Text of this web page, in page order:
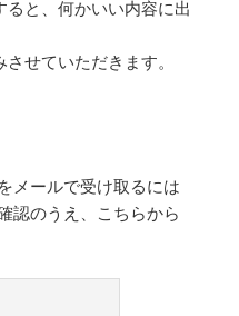
と、何かいい内容に出
せていただきます。
メールで受け取るには
認のうえ、こちらから